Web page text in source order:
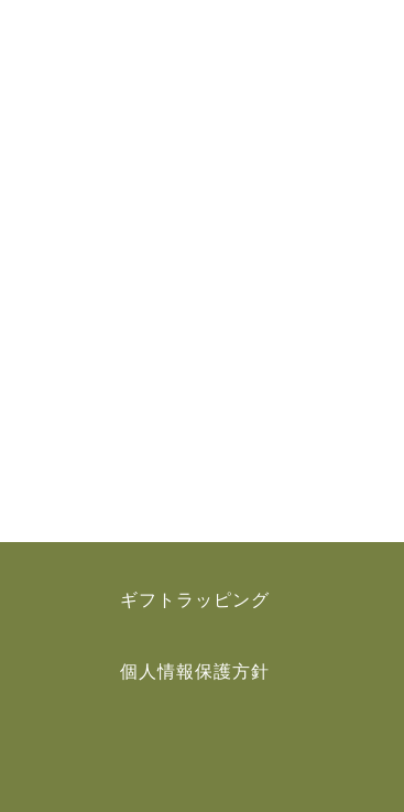
ギフトラッピング
個人情報保護方針